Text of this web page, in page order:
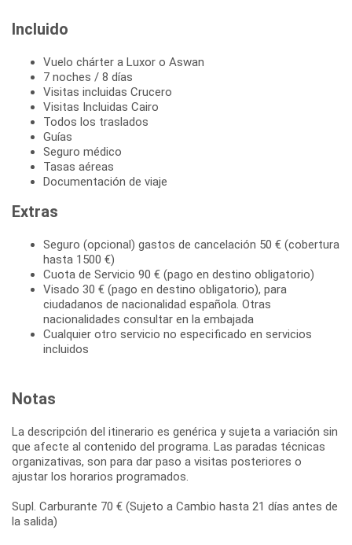
Incluido
Vuelo chárter a Luxor o Aswan
7 noches / 8 días
Visitas incluidas Crucero
Visitas Incluidas Cairo
Todos los traslados
Guías
Seguro médico
Tasas aéreas
Documentación de viaje
Extras
Seguro (opcional) gastos de cancelación 50 € (cobertura
hasta 1500 €)
Cuota de Servicio 90 € (pago en destino obligatorio)
Visado 30 € (pago en destino obligatorio), para
ciudadanos de nacionalidad española. Otras
nacionalidades consultar en la embajada
Cualquier otro servicio no especificado en servicios
incluidos
Notas
La descripción del itinerario es genérica y sujeta a variación sin
que afecte al contenido del programa. Las paradas técnicas
organizativas, son para dar paso a visitas posteriores o
ajustar los horarios programados.
Supl. Carburante 70 € (Sujeto a Cambio hasta 21 días antes de
la salida)